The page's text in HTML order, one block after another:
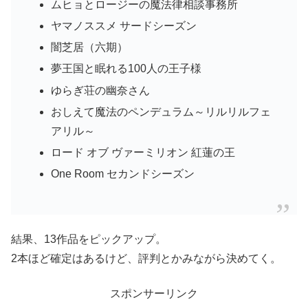
ムヒョとロージーの魔法律相談事務所
ヤマノススメ サードシーズン
闇芝居（六期）
夢王国と眠れる100人の王子様
ゆらぎ荘の幽奈さん
おしえて魔法のペンデュラム～リルリルフェ
アリル～
ロード オブ ヴァーミリオン 紅蓮の王
One Room セカンドシーズン
結果、13作品をピックアップ。
2本ほど確定はあるけど、評判とかみながら決めてく。
スポンサーリンク